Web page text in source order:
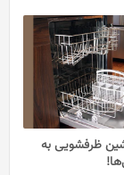
ظرفشویی به